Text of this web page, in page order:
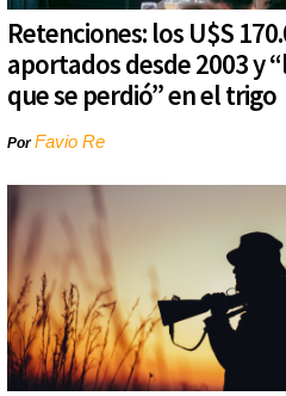
Retenciones: los U$S
aportados desde 2003 y
que se perdió” en el trigo
PorFavio Re